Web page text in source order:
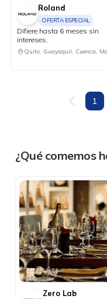
Roland
OFERTA ESPECIAL
Difiere hasta 6 meses sin
intereses.
1
Ahora tus
¿Qué comemos
Zero Lab